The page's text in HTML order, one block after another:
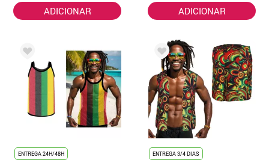
ADICIONAR ADICIONAR
ENTREGA 24H/48H ENTREGA 3/4 DIAS